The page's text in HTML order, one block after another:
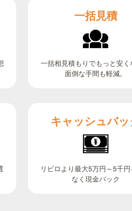
一括見積
一括相見積もりでもっと安
面倒な手間も軽減。
キャッシュバ
リビロより最大5万円～5千
なく現金バック